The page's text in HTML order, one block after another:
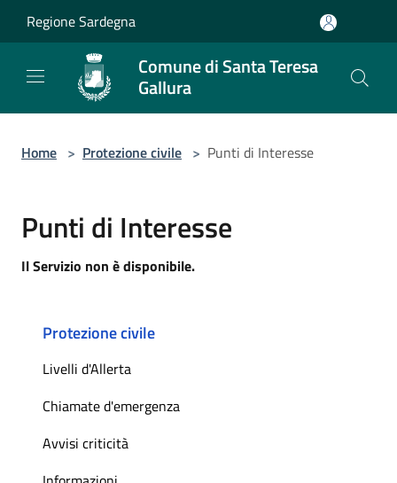
Regione Sardegna
Comune di Santa Teresa
Gallura
Home > Protezione civile > Punti di Interesse
Punti di Interesse
Il Servizio non è disponibile.
Protezione civile
Livelli d'Allerta
Chiamate d'emergenza
Avvisi criticità